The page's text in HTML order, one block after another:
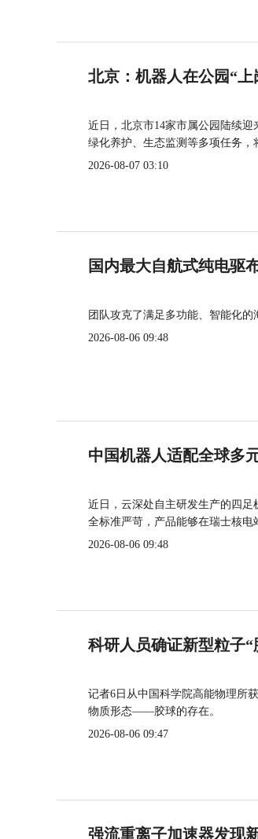
北京：机器人在公园“上
近日，北京市14家市属公园陆续
绿化养护、生态监测等多项任务，
2026-08-07 03:10
国内最大自航式纯电驱
团队攻克了满足多功能、智能化
2026-08-06 09:48
中国机器人适配全球多
近日，云深处自主研发生产的四
全标准严苛，产品能够在瑞士核电
2026-08-06 09:48
科研人员确证新型粒子“
记者6日从中国科学院高能物理所
物质形态——胶球的存在。
2026-08-06 09:47
强流重离子加速器发现